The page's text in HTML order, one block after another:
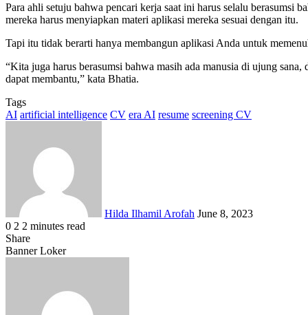
Para ahli setuju bahwa pencari kerja saat ini harus selalu berasumsi
mereka harus menyiapkan materi aplikasi mereka sesuai dengan itu.
Tapi itu tidak berarti hanya membangun aplikasi Anda untuk
“Kita juga harus berasumsi bahwa masih ada manusia di ujung
dapat membantu,” kata Bhatia.
Tags
AI artificial intelligence CV era AI resume screening CV
Hilda Ilhamil Arofah June 8, 2023
0 2 2 minutes read
Facebook
X
LinkedIn
WhatsApp
Share
via
Share
Facebook
X
LinkedIn
WhatsApp
Share
Banner Loker